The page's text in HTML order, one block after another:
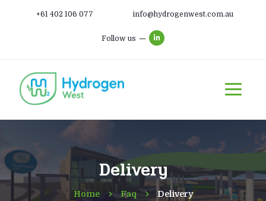
+61 402 106 077 info@hydrogenwest.com.au
Follow us
Delivery
Home Faq Delivery